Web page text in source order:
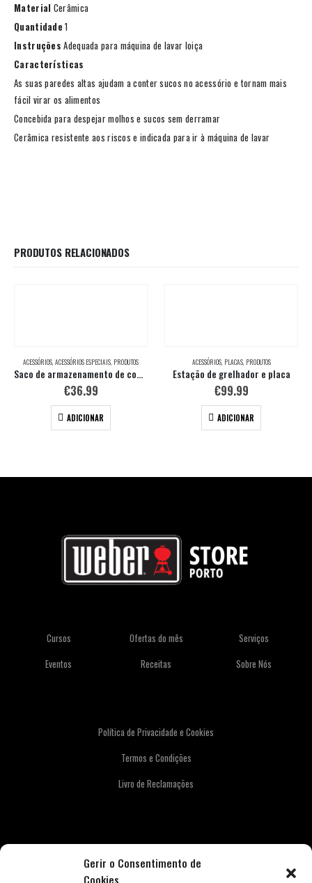
Gerir o Consentimento de
Cookies
Material Cerâmica
Quantidade 1
Instruções Adequada para máquina de lavar loiça
Características
As suas paredes altas ajudam a conter sucos no acessório e tornam mais
fácil virar os alimentos
Concebida para despejar molhos e sucos sem derramar
Cerâmica resistente aos riscos e indicada para ir à máquina de lavar
PRODUTOS RELACIONADOS
ACESSÓRIOS, ACESSÓRIOS ESPECIAIS, PRODUTOS
Saco de armazenamento de combustível
€36.99
ADICIONAR
ACESSÓRIOS, PLACAS, PRODUTOS
Estação de grelhador e placa
€99.99
ADICIONAR
Cursos
Eventos
Ofertas do mês
Receitas
Serviços
Sobre Nós
Política de Privacidade e Cookies
Termos e Condições
Livro de Reclamações